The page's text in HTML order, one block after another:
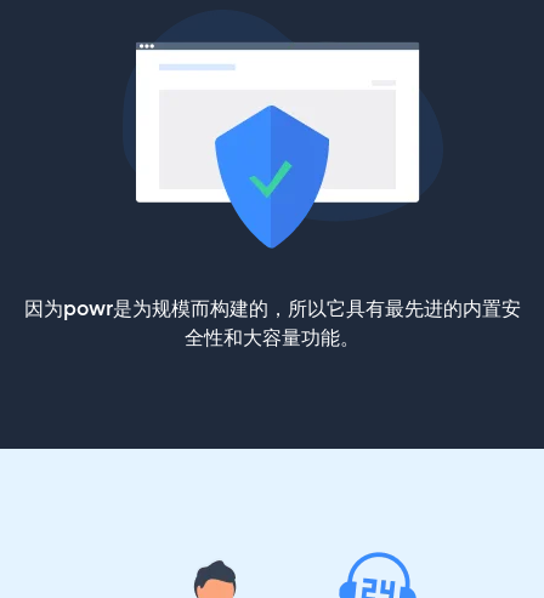
因为powr是为规模而构建的，所以它具有最先进的内置安
全性和大容量功能。